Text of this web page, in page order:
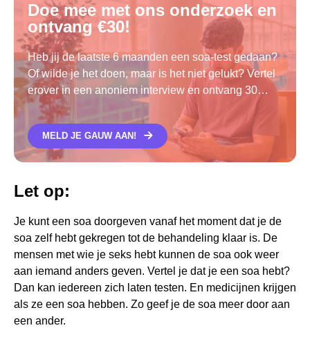
MARJAN VERTELT HAAR VRIEND DAT ZE CHLAMYDIA
HEEFT.
Doe mee met ons onderzoek en
ontvang €30!
Heb jij de laatste 6 maanden een soa-test gedaan?
Of wilde je het doen, maar is het niet gelukt? Vertel
erover in een anoniem interview en ontvang 30
euro.
MELD JE GAUW AAN!
Let op:
Je kunt een soa doorgeven vanaf het moment dat je de
soa zelf hebt gekregen tot de behandeling klaar is. De
mensen met wie je seks hebt kunnen de soa ook weer
aan iemand anders geven. Vertel je dat je een soa hebt?
Dan kan iedereen zich laten testen. En medicijnen krijgen
als ze een soa hebben. Zo geef je de soa meer door aan
een ander.